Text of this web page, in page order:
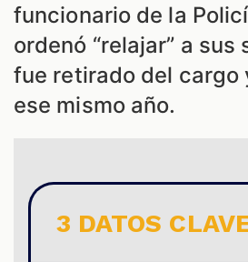
funcionario de la
ordenó “relajar” a sus
fue retirado del cargo
ese mismo año.
3 DATOS